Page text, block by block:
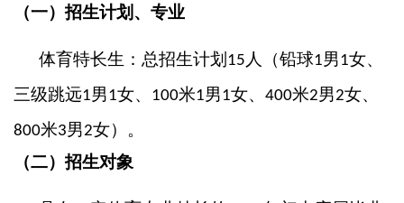
（一）招生计划、专业
体育特长生：总招生计划 15 人（铅球1男1女、
三级跳远1男1女、 100米1男1女、 400米2男2女、
800米3男2女）。
（二）招生对象